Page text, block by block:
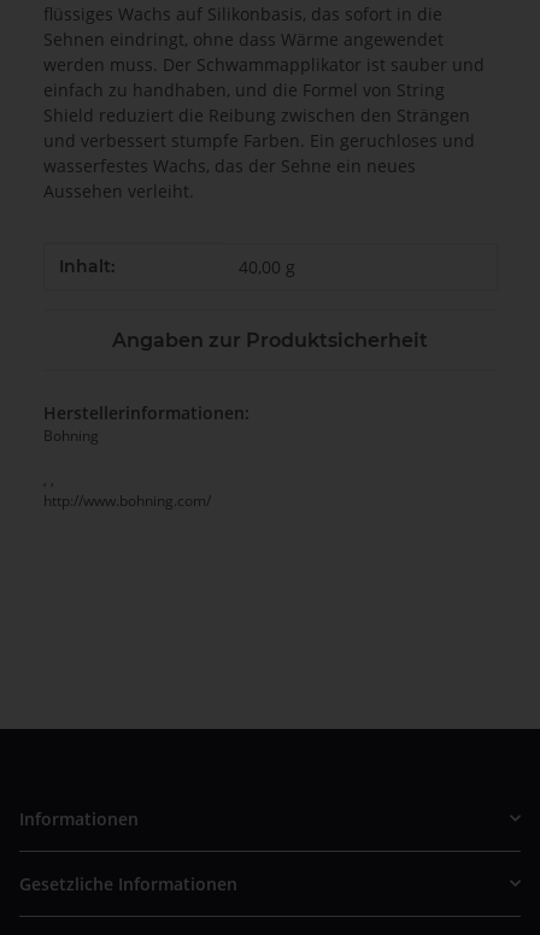
flüssiges Wachs auf Silikonbasis, das sofort in die
Sehnen eindringt, ohne dass Wärme angewendet
werden muss. Der Schwammapplikator ist sauber und
einfach zu handhaben, und die Formel von String
Shield reduziert die Reibung zwischen den Strängen
und verbessert stumpfe Farben. Ein geruchloses und
wasserfestes Wachs, das der Sehne ein neues
Aussehen verleiht.
Produkteigenschaft
Wert
Inhalt: 40,00 g
Angaben zur Produktsicherheit
Herstellerinformationen:
Bohning
, ,
http://www.bohning.com/
Informationen
Gesetzliche Informationen